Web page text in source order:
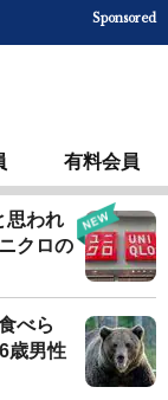
Sponsored
有料会員
思われ
クロの
べら
歳男性